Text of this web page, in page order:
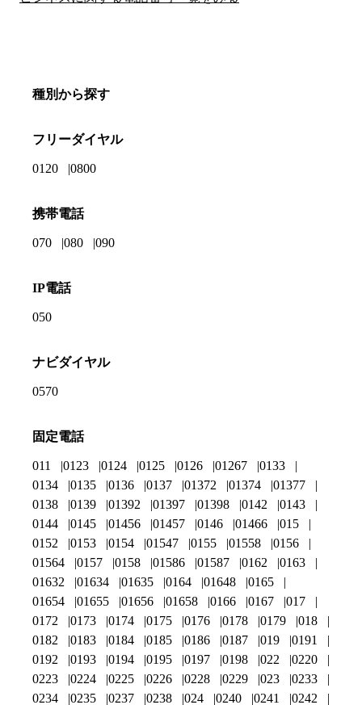
種別から探す
フリーダイヤル
0120 0800
携帯電話
070 080 090
IP電話
050
ナビダイヤル
0570
固定電話
011 0123 0124 0125 0126 01267
0133
0134
0135 0136 0137 01372 01374
01377
0138
0139 01392 01397 01398 0142
0143
0144
0145 01456 01457 0146 01466
015
0152
0153 0154 01547 0155 01558
0156
01564
0157 0158 01586 01587 0162
0163
01632
01634 01635 0164 01648
0165
01654
01655 01656 01658 0166 0167
017
0172
0173 0174 0175 0176 0178 0179
018
0182
0183 0184 0185 0186 0187 019
0191
0192
0193 0194 0195 0197 0198 022
0220
0223
0224 0225 0226 0228 0229 023
0233
0234
0235 0237 0238 024 0240 0241 0242